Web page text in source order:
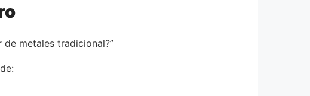
metales tradicional?”